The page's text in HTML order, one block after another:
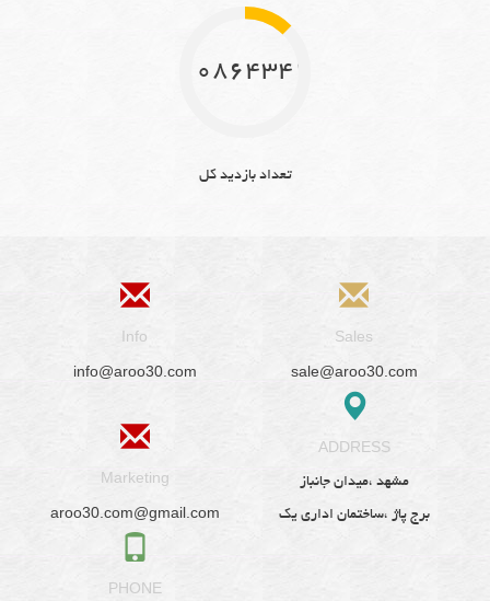
10864342
تعداد بازدید کل
Info
info@aroo30.com
Sales
sale@aroo30.com
Marketing
aroo30.com@gmail.com
ADDRESS
مشهد ،میدان جانباز
برج پاژ ،ساختمان اداری یک
PHONE